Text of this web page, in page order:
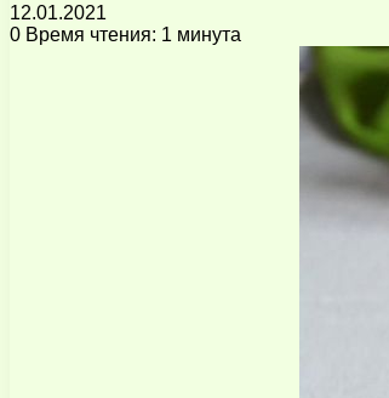
12.01.2021
0 Время чтения: 1 минута